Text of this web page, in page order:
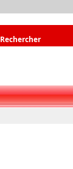
Rechercher